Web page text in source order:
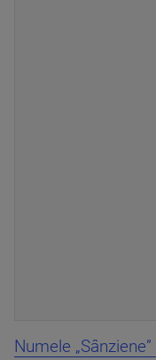
Numele „Sânziene”